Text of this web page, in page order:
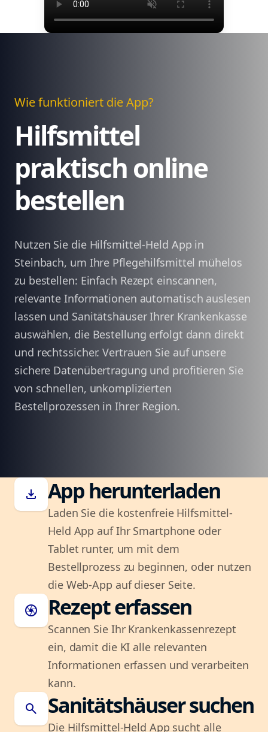
Wie funktioniert die App?
Hilfsmittel
praktisch online
bestellen
Nutzen Sie die Hilfsmittel-Held App in
Steinbach, um Ihre Pflegehilfsmittel mühelos
zu bestellen: Einfach Rezept einscannen,
relevante Informationen automatisch auslesen
lassen und Sanitätshäuser Ihrer Krankenkasse
auswählen, die Bestellung erfolgt dann direkt
und rechtssicher. Vertrauen Sie auf unsere
sichere Datenübertragung und profitieren Sie
von schnellen, unkomplizierten
Bestellprozessen in Ihrer Region.
download App herunterladen
Laden Sie die kostenfreie Hilfsmittel-
Held App auf Ihr Smartphone oder
Tablet runter, um mit dem
Bestellprozess zu beginnen, oder nutzen
die Web-App auf dieser Seite.
camera Rezept erfassen
Scannen Sie Ihr Krankenkassenrezept
ein, damit die KI alle relevanten
Informationen erfassen und verarbeiten
kann.
search Sanitätshäuser suchen
Die Hilfsmittel-Held App sucht alle